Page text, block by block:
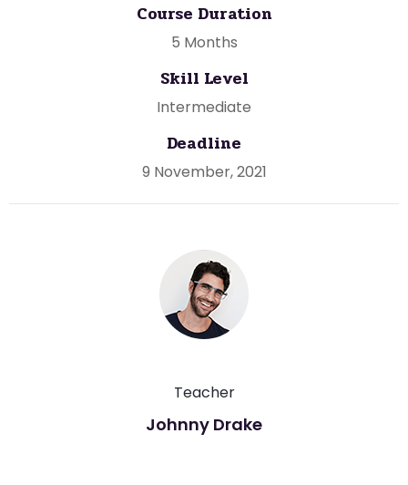
Course Duration
5 Months
Skill Level
Intermediate
Deadline
9 November, 2021
Teacher
Johnny Drake